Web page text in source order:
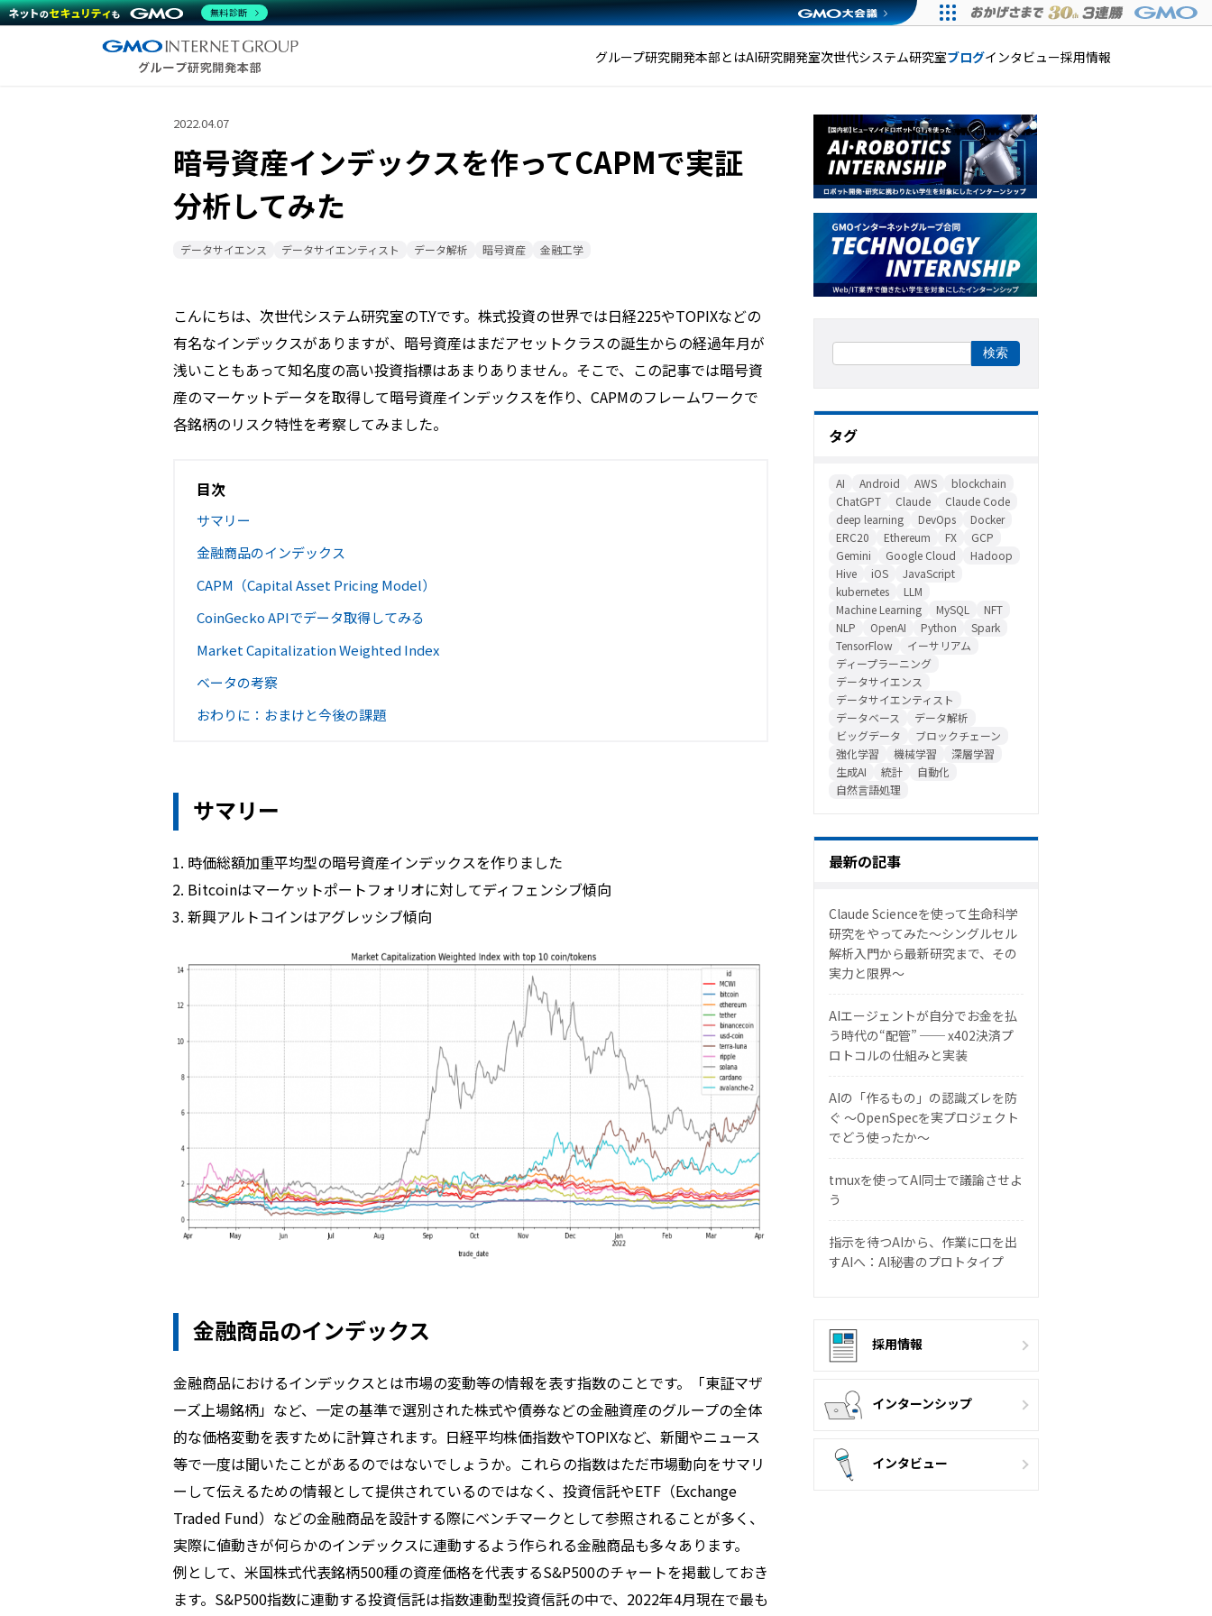
グループ研究開発本部とはAI研究開発室次世代システム研究室ブログインタビュー採用情報
2022.04.07
暗号資産インデックスを作ってCAPMで実証
分析してみた
データサイエンス データサイエンティスト データ解析 暗号資産 金融工学
こんにちは、次世代システム研究室のT.Yです。株式投資の世界では日経225やTOPIXなどの
有名なインデックスがありますが、暗号資産はまだアセットクラスの誕生からの経過年月が
浅いこともあって知名度の高い投資指標はあまりありません。そこで、この記事では暗号資
産のマーケットデータを取得して暗号資産インデックスを作り、CAPMのフレームワークで
各銘柄のリスク特性を考察してみました。
目次
サマリー
金融商品のインデックス
CAPM（Capital Asset Pricing Model）
CoinGecko APIでデータ取得してみる
Market Capitalization Weighted Index
ベータの考察
おわりに：おまけと今後の課題
サマリー
時価総額加重平均型の暗号資産インデックスを作りました
Bitcoinはマーケットポートフォリオに対してディフェンシブ傾向
新興アルトコインはアグレッシブ傾向
金融商品のインデックス
金融商品におけるインデックスとは市場の変動等の情報を表す指数のことです。「東証マザ
ーズ上場銘柄」など、一定の基準で選別された株式や債券などの金融資産のグループの全体
的な価格変動を表すために計算されます。日経平均株価指数やTOPIXなど、新聞やニュース
等で一度は聞いたことがあるのではないでしょうか。これらの指数はただ市場動向をサマリ
ーして伝えるための情報として提供されているのではなく、投資信託やETF（Exchange
Traded Fund）などの金融商品を設計する際にベンチマークとして参照されることが多く、
実際に値動きが何らかのインデックスに連動するよう作られる金融商品も多々あります。
例として、米国株式代表銘柄500種の資産価格を代表するS&P500のチャートを掲載しておき
ます。S&P500指数に連動する投資信託は指数連動型投資信託の中で、2022年4月現在で最も
タグ
AI Android AWS
blockchain
ChatGPT
Claude
Claude Code
deep learning
DevOps
Docker
ERC20
Ethereum FX
GCP
Gemini
Google Cloud
Hadoop
Hive
iOS
JavaScript
kubernetes
LLM
Machine Learning
MySQL
NFT
NLP
OpenAI Python
Spark
TensorFlow
イーサリアム
ディープラーニング
データサイエンス
データサイエンティスト
データベース
データ解析
ビッグデータ
ブロックチェーン
強化学習
機械学習
深層学習
生成AI
統計
自動化
自然言語処理
最新の記事
Claude Scienceを使って生命科学
研究をやってみた〜シングルセル
解析入門から最新研究まで、その
実力と限界〜
AIエージェントが自分でお金を払
う時代の“配管” ── x402決済プ
ロトコルの仕組みと実装
AIの「作るもの」の認識ズレを防
ぐ 〜OpenSpecを実プロジェクト
でどう使ったか〜
tmuxを使ってAI同士で議論させよ
う
指示を待つAIから、作業に口を出
すAIへ：AI秘書のプロトタイプ
採用情報
インターンシップ
インタビュー
無料診断